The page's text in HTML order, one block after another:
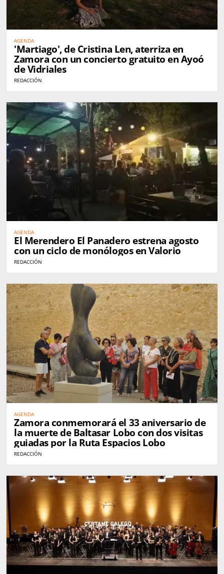
AGENDA
'Martiago', de Cristina Len, aterriza en
Zamora con un concierto gratuito en Ayoó
de Vidriales
REDACCIÓN
AGENDA
El Merendero El Panadero estrena agosto
con un ciclo de monólogos en Valorio
REDACCIÓN
AGENDA
Zamora conmemorará el 33 aniversario de
la muerte de Baltasar Lobo con dos visitas
guiadas por la Ruta Espacios Lobo
REDACCIÓN